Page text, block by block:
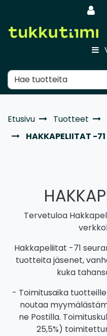
Etusivu Tuotteet
HAKKAPELIITAT -71
Tervetuloa
Hakkapeliitat -71
tuotteita jäsenet,
kuka
- Toimitusaika tuotteille
noutaa
ne Postilla.
25,5%)